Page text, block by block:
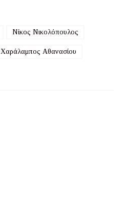
Νίκος Νικολόπουλος
Χαράλαμπος Αθανασίου